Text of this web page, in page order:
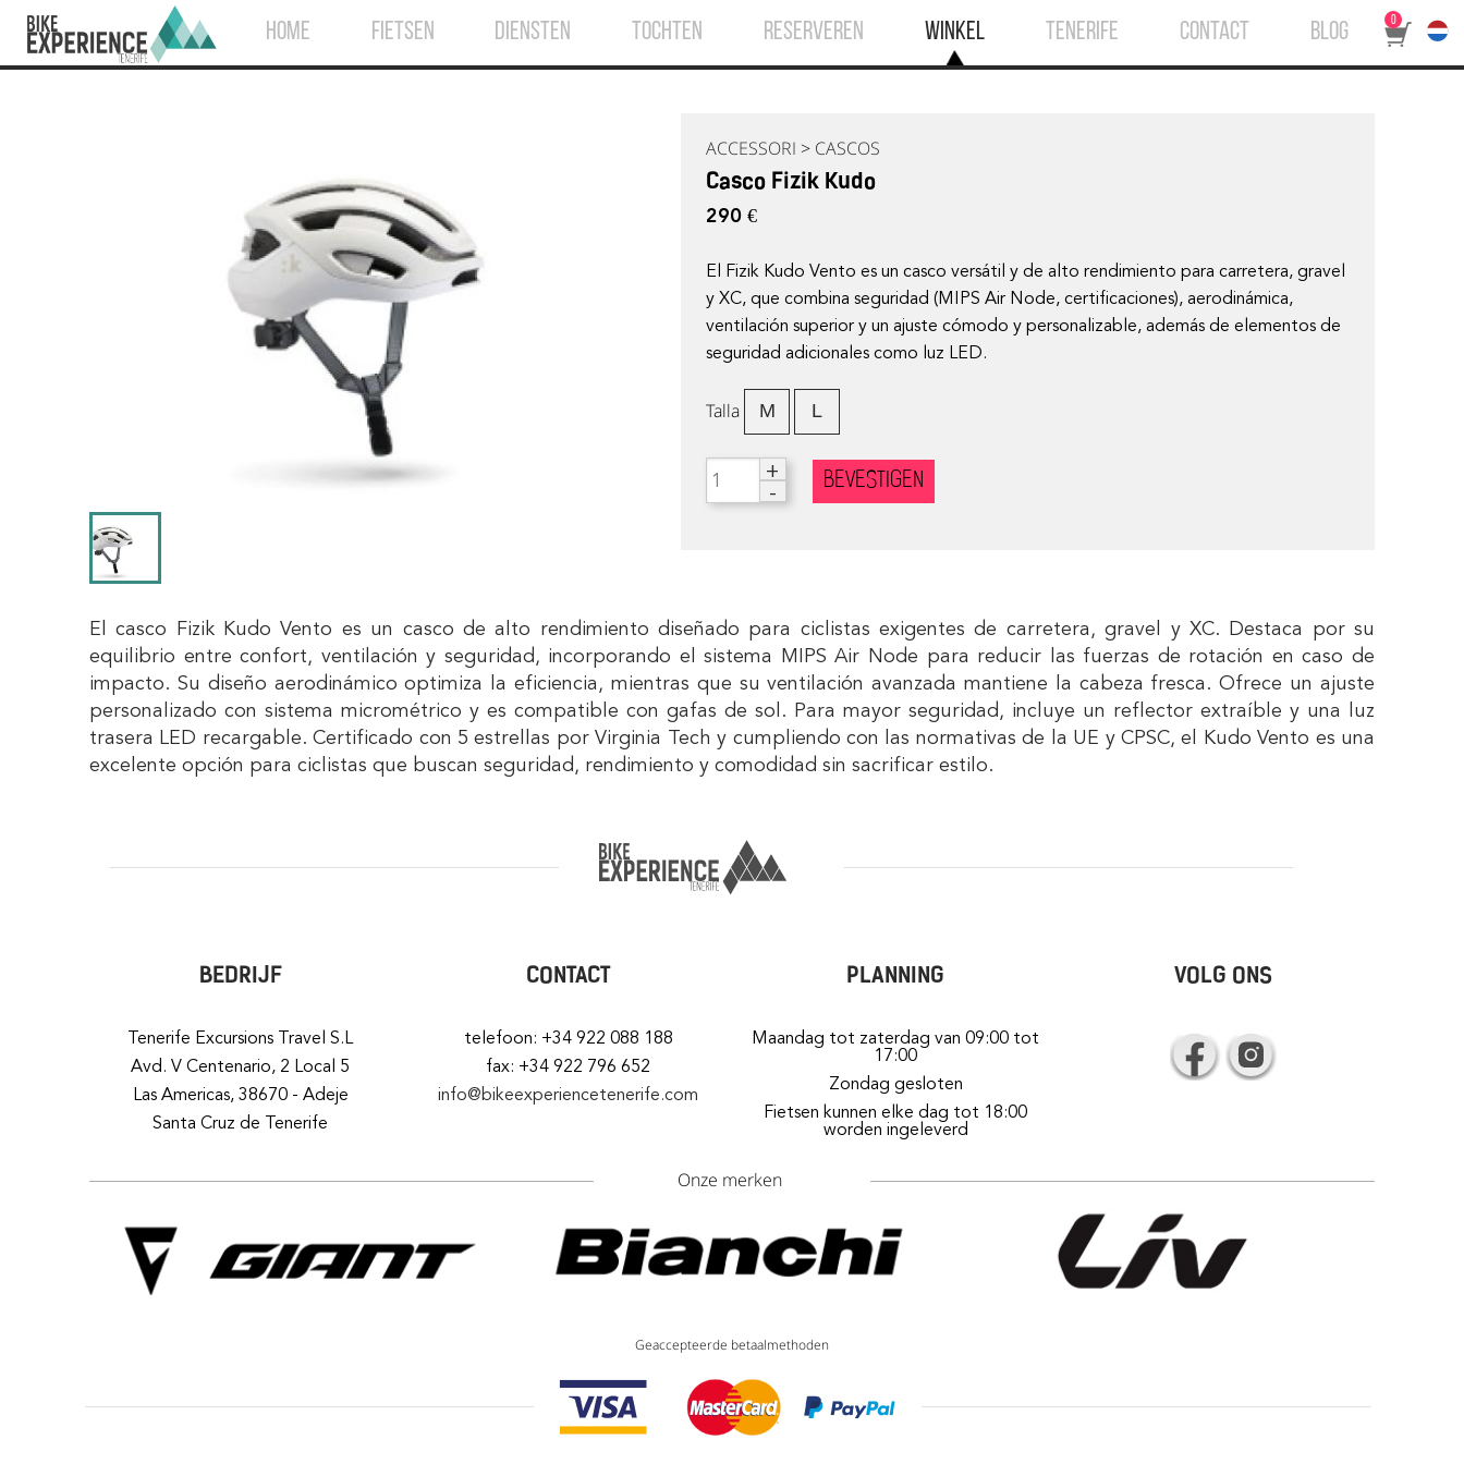
HOME FIETSEN DIENSTEN TOCHTEN RESERVEREN WINKEL TENERIFE CONTACT BLOG 0
ACCESSORI> CASCOS
Casco Fizik Kudo
290 €
El Fizik Kudo Vento es un casco versátil y de alto rendimiento para carretera, gravel
y XC, que combina seguridad (MIPS Air Node, certificaciones), aerodinámica,
ventilación superior y un ajuste cómodo y personalizable, además de elementos de
seguridad adicionales como luz LED.
Talla M L
+
-
BEVESTIGEN
El casco Fizik Kudo Vento es un casco de alto rendimiento diseñado para ciclistas exigentes de carretera, gravel y XC. Destaca por su
equilibrio entre confort, ventilación y seguridad, incorporando el sistema MIPS Air Node para reducir las fuerzas de rotación en caso de
impacto. Su diseño aerodinámico optimiza la eficiencia, mientras que su ventilación avanzada mantiene la cabeza fresca. Ofrece un ajuste
personalizado con sistema micrométrico y es compatible con gafas de sol. Para mayor seguridad, incluye un reflector extraíble y una luz
trasera LED recargable. Certificado con 5 estrellas por Virginia Tech y cumpliendo con las normativas de la UE y CPSC, el Kudo Vento es una
excelente opción para ciclistas que buscan seguridad, rendimiento y comodidad sin sacrificar estilo.
BEDRIJF
Tenerife Excursions Travel S.L
Avd. V Centenario, 2 Local 5
Las Americas, 38670 - Adeje
Santa Cruz de Tenerife
CONTACT
telefoon: +34 922 088 188
fax: +34 922 796 652
info@bikeexperiencetenerife.com
PLANNING
Maandag tot zaterdag van 09:00 tot
17:00
Zondag gesloten
Fietsen kunnen elke dag tot 18:00
worden ingeleverd
VOLG ONS
Onze merken
Geaccepteerde betaalmethoden